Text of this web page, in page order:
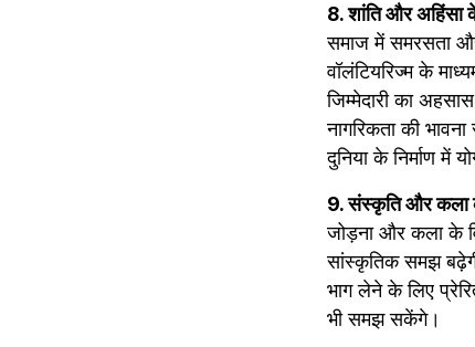
8. शांति और अहिंसा
समाज में समरसता
वॉलंटियरिज्म के
जिम्मेदारी का
नागरिकता की
दुनिया के निर्माण में
9. संस्कृति और कला
जोड़ना और कला के
सांस्कृतिक समझ
भाग लेने के लिए
भी समझ सकेंगे।